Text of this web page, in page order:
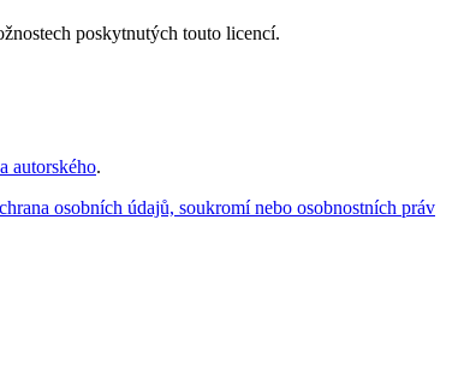
poskytnutých touto licencí.
autorského.
osobních údajů, soukromí nebo osobnostních práv